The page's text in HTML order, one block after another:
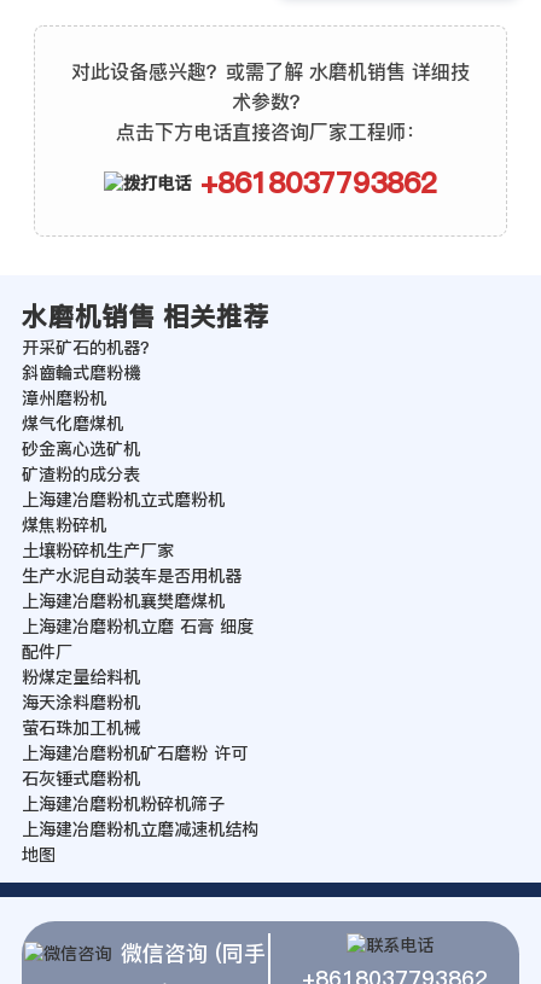
对此设备感兴趣？或需了解 水磨机销售 详细技
术参数？
点击下方电话直接咨询厂家工程师：
+8618037793862
水磨机销售 相关推荐
开采矿石的机器？
斜齒輪式磨粉機
漳州磨粉机
煤气化磨煤机
砂金离心选矿机
矿渣粉的成分表
上海建冶磨粉机立式磨粉机
煤焦粉碎机
土壤粉碎机生产厂家
生产水泥自动装车是否用机器
上海建冶磨粉机襄樊磨煤机
上海建冶磨粉机立磨 石膏 细度
配件厂
粉煤定量给料机
海天涂料磨粉机
萤石珠加工机械
上海建冶磨粉机矿石磨粉 许可
石灰锤式磨粉机
上海建冶磨粉机粉碎机筛子
上海建冶磨粉机立磨减速机结构
地图
微信咨询 (同手